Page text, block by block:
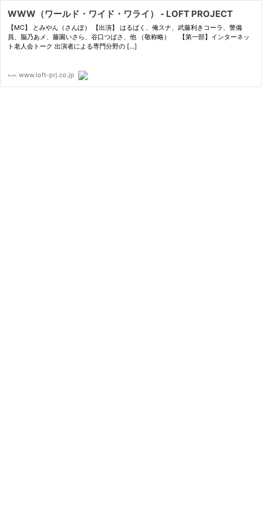
WWW（ワールド・ワイド・ワライ） - LOFT PROJECT
【MC】 とみやん（さんぽ） 【出演】 はるばく、俺スナ、武藤利きコーラ、警備
員、脳乃あメ、藤園いさら、谷口つばさ、他 （敬称略） 【第一部】インターネッ
ト老人会トーク 出演者による専門分野の […]
www.loft-prj.co.jp